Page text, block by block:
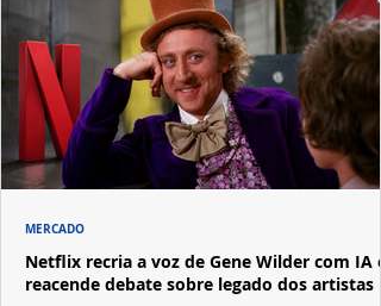
Netflix recria a voz de Gene Wilder com IA e
reacende debate sobre legado dos artistas
MERCADO